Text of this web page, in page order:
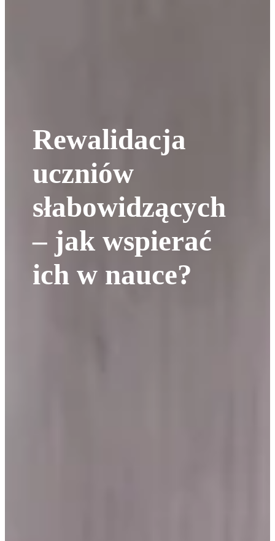
Rewalidacja
uczniów
słabowidzących
– jak wspierać
ich w nauce?